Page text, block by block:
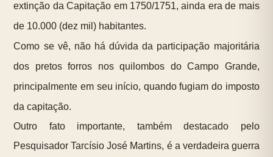
extinção da Capitação em 1750/1751, ainda era de mais
de 10.000 (dez mil) habitantes.
Como se vê, não há dúvida da participação majoritária
dos pretos forros nos quilombos do Campo Grande,
principalmente em seu início, quando fugiam do imposto
da capitação.
Outro fato importante, também destacado pelo
Pesquisador Tarcísio José Martins, é a verdadeira guerra